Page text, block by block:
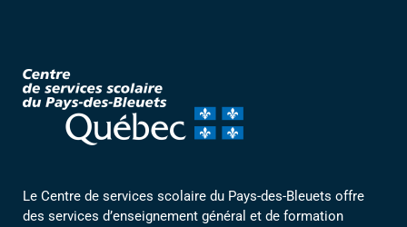
Le Centre de services scolaire du Pays-des-Bleuets offre
des services d’enseignement général et de formation